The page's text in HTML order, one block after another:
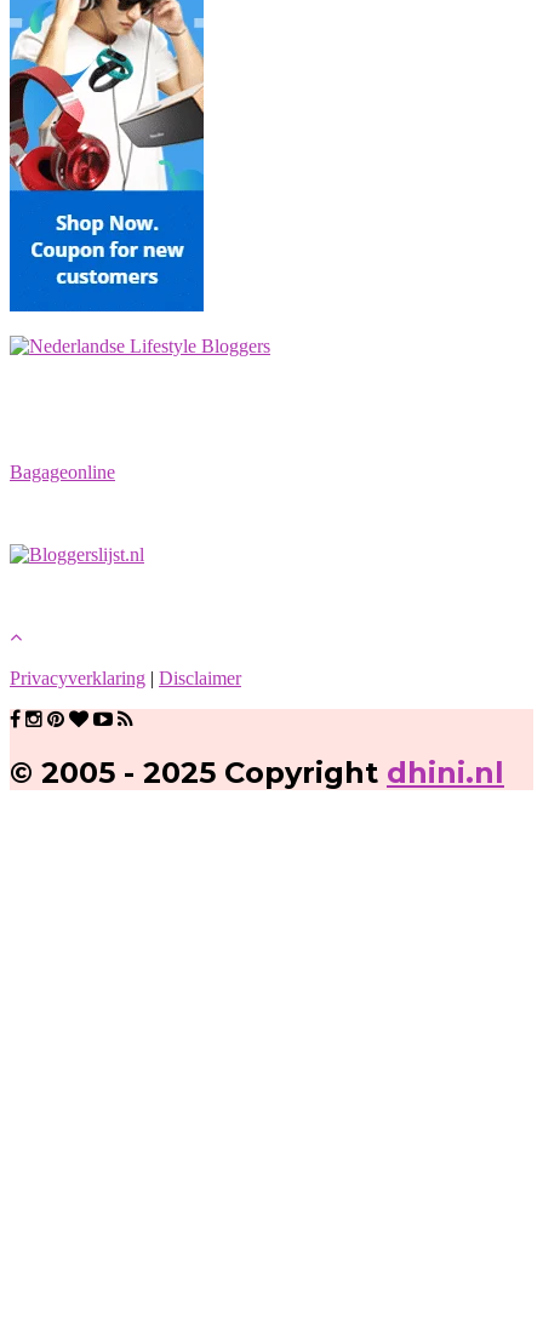
Bagageonline
Privacyverklaring | Disclaimer
© 2005 - 2025 Copyright dhini.nl